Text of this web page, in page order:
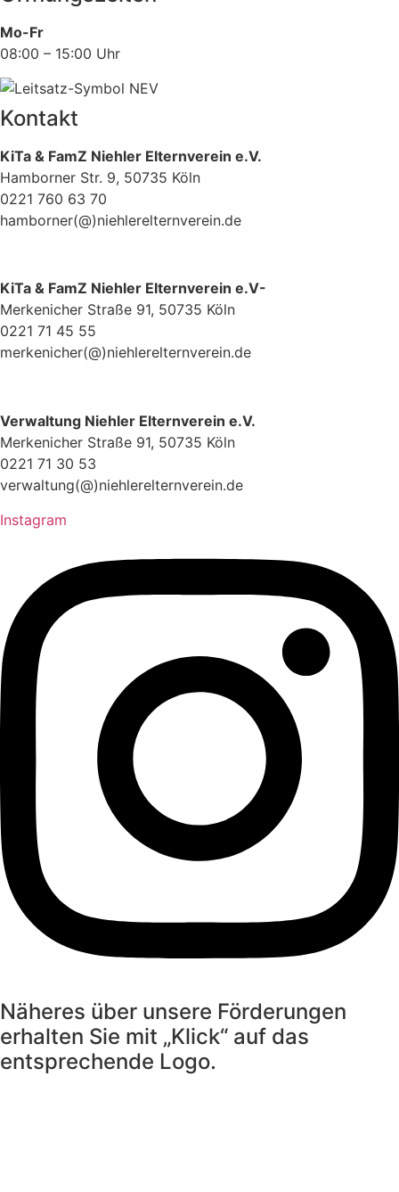
Mo-Fr
08:00 – 15:00 Uhr
Kontakt
KiTa & FamZ Niehler Elternverein e.V.
Hamborner Str. 9, 50735 Köln
0221 760 63 70
hamborner(@)niehlerelternverein.de
KiTa & FamZ Niehler Elternverein e.V-
Merkenicher Straße 91, 50735 Köln
0221 71 45 55
merkenicher(@)niehlerelternverein.de
Verwaltung Niehler Elternverein e.V.
Merkenicher Straße 91, 50735 Köln
0221 71 30 53
verwaltung(@)niehlerelternverein.de
Instagram
Näheres über unsere Förderungen
erhalten Sie mit „Klick“ auf das
entsprechende Logo.